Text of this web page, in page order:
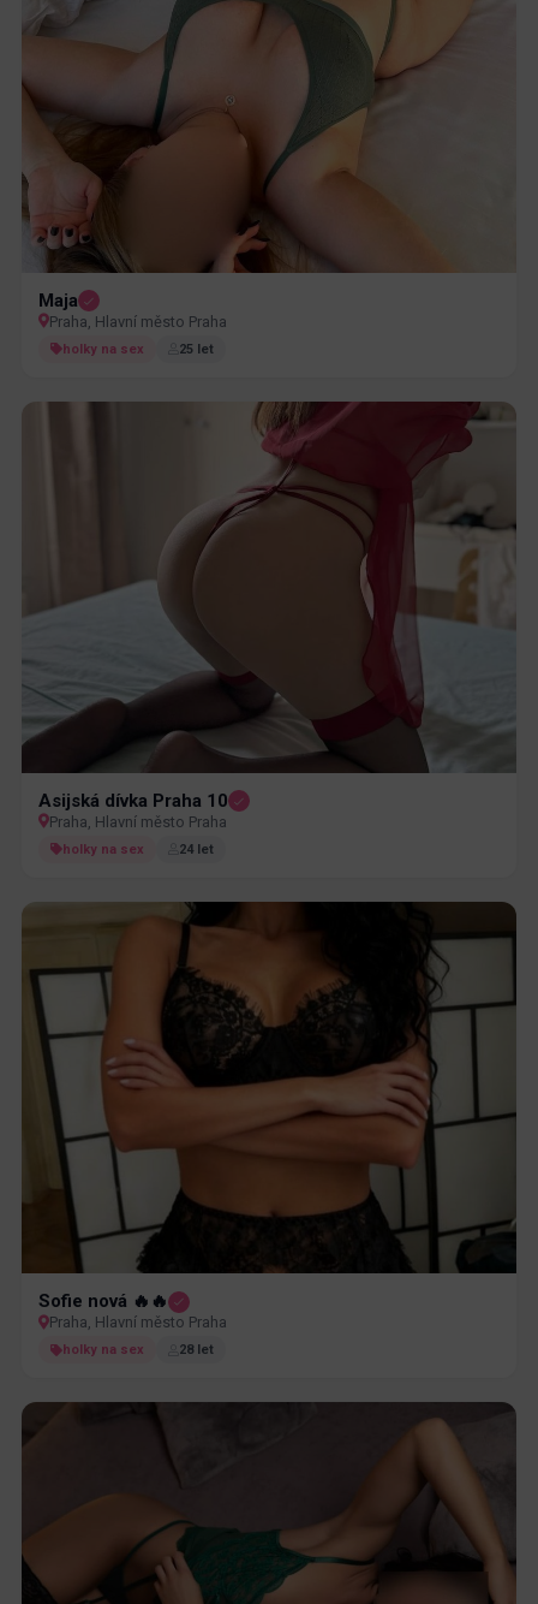
Maja
Praha, Hlavní město Praha
holky na sex 25 let
Asijská dívka Praha 10
Praha, Hlavní město Praha
holky na sex 24 let
Sofie nová 🔥🔥
Praha, Hlavní město Praha
holky na sex 28 let